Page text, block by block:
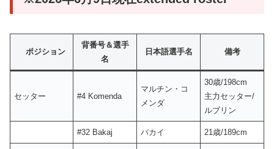
ポジション
背番号＆選手
名
日本語選手名 備考
セッター #4 Komenda
マルチン・コ
メンダ
30歳/198cm
主力セッター/
ルブリン
#32 Bakaj バカイ 21歳/189cm